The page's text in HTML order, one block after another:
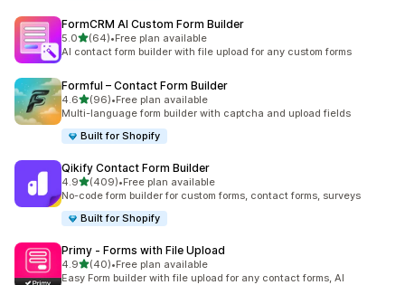
FormCRM AI Custom Form Builder
5.0เต็ม 5 ดาว
(64)
ทั้งหมด 64 รีวิว
•Free plan available
AI contact form builder with file upload for any custom forms
Formful – Contact Form Builder
4.6เต็ม 5 ดาว
(96)
ทั้งหมด 96 รีวิว
•Free plan available
Multi-language form builder with captcha and upload fields
Built for Shopify
Qikify Contact Form Builder
4.9เต็ม 5 ดาว
(409)
ทั้งหมด 409 รีวิว
•Free plan available
No-code form builder for custom forms, contact forms, surveys
Built for Shopify
Primy ‑ Forms with File Upload
4.9เต็ม 5 ดาว
(40)
ทั้งหมด 40 รีวิว
•Free plan available
Easy Form builder with file upload for any contact forms, AI